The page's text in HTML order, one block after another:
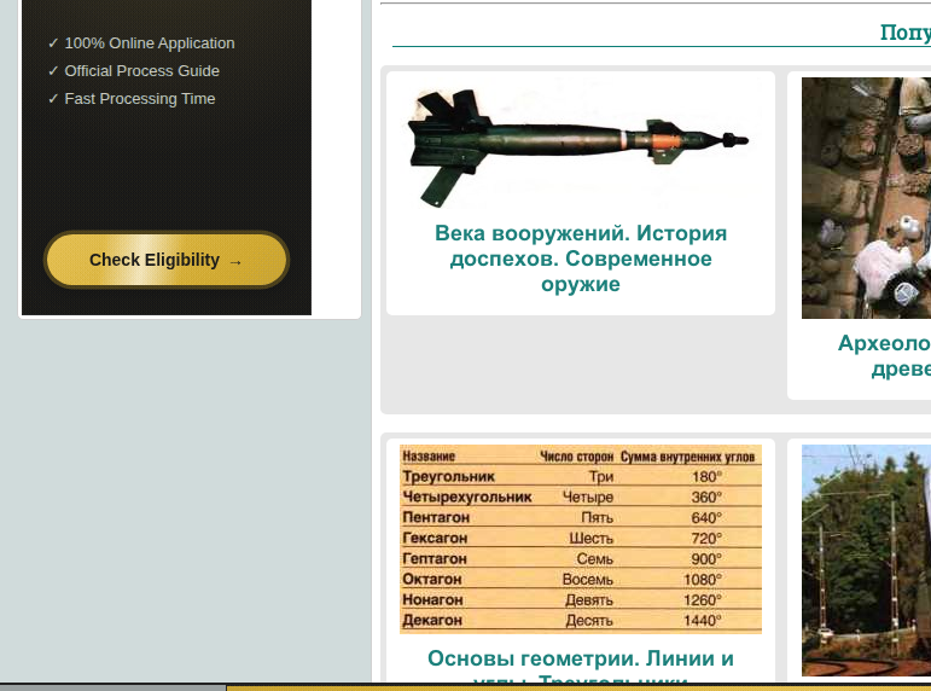
Века вооружений. История
доспехов. Современное
оружие
Основы геометрии. Линии и
углы. Треугольники